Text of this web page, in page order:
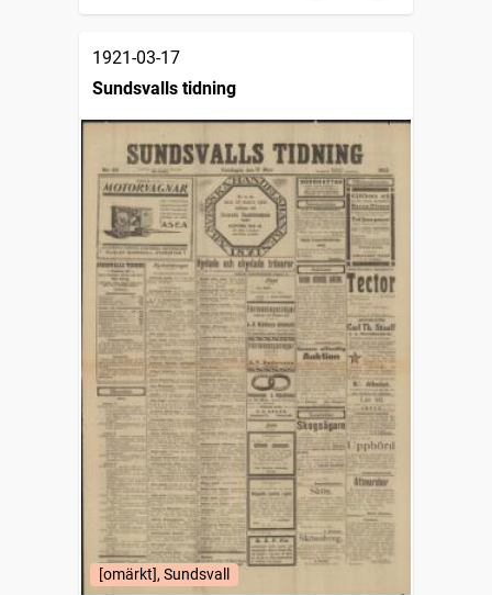
1921-03-17
Sundsvalls tidning
[omärkt], Sundsvall